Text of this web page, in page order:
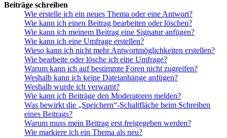
Beiträge schreiben
Wie erstelle ich ein neues Thema oder eine Antwort?
Wie kann ich einen Beitrag bearbeiten oder löschen?
Wie kann ich meinem Beitrag eine Signatur anfügen?
Wie kann ich eine Umfrage erstellen?
Wieso kann ich nicht mehr Antwortmöglichkeiten erstellen?
Wie bearbeite oder lösche ich eine Umfrage?
Warum kann ich auf bestimmte Foren nicht zugreifen?
Weshalb kann ich keine Dateianhänge anfügen?
Weshalb wurde ich verwarnt?
Wie kann ich Beiträge den Moderatoren melden?
Was bewirkt die „Speichern“-Schaltfläche beim Schreiben
eines Beitrags?
Warum muss mein Beitrag erst freigegeben werden?
Wie markiere ich ein Thema als neu?